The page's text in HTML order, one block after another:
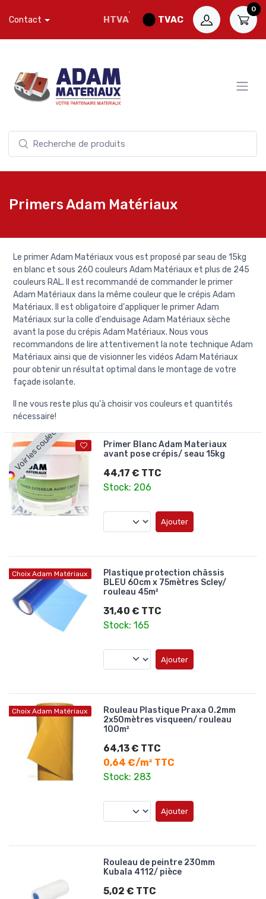
Contact HTVA TVAC
0
Primers Adam Matériaux
Le primer Adam Matériaux vous est proposé par seau de 15kg
en blanc et sous 260 couleurs Adam Matériaux et plus de 245
couleurs RAL. Il est recommandé de commander le primer
Adam Matériaux dans la même couleur que le crépis Adam
Matériaux. Il est obligatoire d'appliquer le primer Adam
Matériaux sur la colle d'enduisage Adam Matériaux sèche
avant la pose du crépis Adam Matériaux. Nous vous
recommandons de lire attentivement la note technique Adam
Matériaux ainsi que de visionner les vidéos Adam Matériaux
pour obtenir un résultat optimal dans le montage de votre
façade isolante.
Il ne vous reste plus qu'à choisir vos couleurs et quantités
nécessaire!
Voir les couleurs
Primer Blanc Adam Materiaux
avant pose crépis/ seau 15kg
44,17 € TTC
Stock: 206
Ajouter
Choix Adam Matériaux
Plastique protection châssis
BLEU 60cm x 75mètres Scley/
rouleau 45m²
31,40 € TTC
Stock: 165
Ajouter
Choix Adam Matériaux
Rouleau Plastique Praxa 0.2mm
2x50mètres visqueen/ rouleau
100m²
64,13 € TTC
0,64 €/m² TTC
Stock: 283
Ajouter
Rouleau de peintre 230mm
Kubala 4112/ pièce
5,02 € TTC